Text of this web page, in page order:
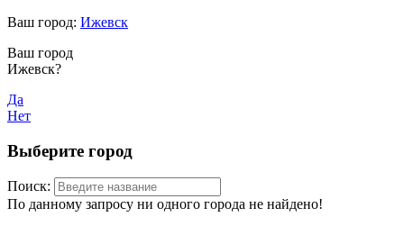
Ваш город: Ижевск
Ваш город
Ижевск?
Да
Нет
Выберите город
Поиск:
По данному запросу ни одного города не найдено!